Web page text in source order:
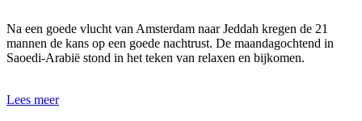
Na een goede vlucht van Amsterdam naar Jeddah kregen de 21
mannen de kans op een goede nachtrust. De maandagochtend in
Saoedi-Arabië stond in het teken van relaxen en bijkomen.
Lees meer